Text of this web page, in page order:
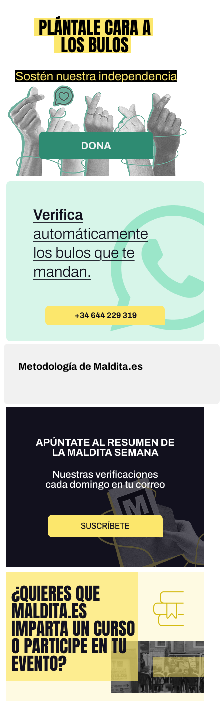
Metodología de Maldita.es